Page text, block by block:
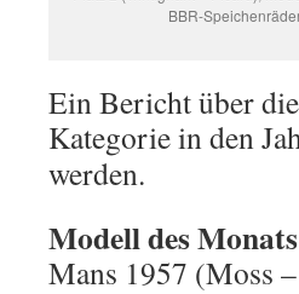
BBR-
Ein Bericht über
Kategorie in den
werden.
Modell des
Mans 1957 (Moss